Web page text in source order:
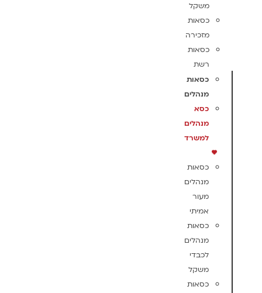
משקל
כסאות
מזכירה
כסאות
רשת
כסאות
מנהלים
כסא
מנהלים
למשרד
כסאות
מנהלים
מעור
אמיתי
כסאות
מנהלים
לכבדי
משקל
כסאות